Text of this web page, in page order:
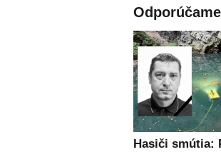
Odporúčame
Hasiči smútia: